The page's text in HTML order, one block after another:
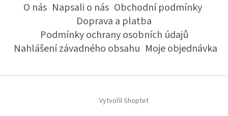
O nás Napsali o nás Obchodní podmínky
Doprava a platba
Podmínky ochrany osobních údajů
Nahlášení závadného obsahu Moje objednávka
Vytvořil Shoptet